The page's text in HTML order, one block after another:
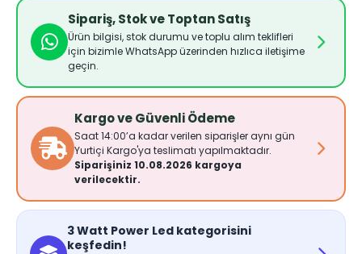
Sipariş, Stok ve Toptan Satış
Ürün bilgisi, stok durumu ve toplu alım teklifleri
için bizimle WhatsApp üzerinden hızlıca iletişime
geçin.
Kargo ve Güvenli Ödeme
Saat 14:00’a kadar verilen siparişler aynı gün
Yurtiçi Kargo'ya teslimatı yapılmaktadır.
Siparişiniz 10.08.2026 kargoya
verilecektir.
3 Watt Power Led kategorisini
keşfedin!